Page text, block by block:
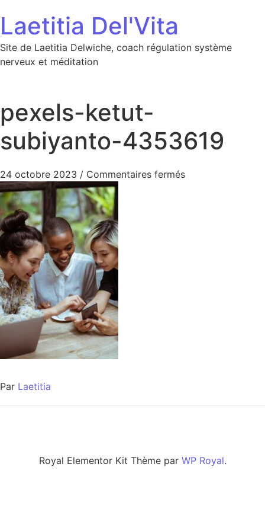
Laetitia Del'Vita
Site de Laetitia Delwiche, coach régulation système
nerveux et méditation
pexels-ketut-
subiyanto-4353619
24 octobre 2023 / Commentaires ferméssur pexels-ketut-
Par Laetitia
Royal Elementor Kit Thème par WP Royal.